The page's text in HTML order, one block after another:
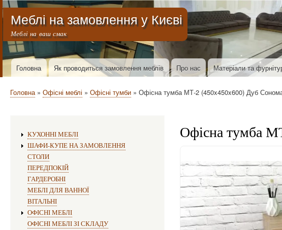
Меню облікового запису користувача
Меблі на замовлення у Києві
Меблі на ваш смак
Основна навіґація
Головна Як проводиться замовлення меблів Про нас Матеріали та
Рядок навіґації
Головна Офісні меблі Офісні тумби Офісна тумба МТ-2 (450x450x600) Дуб
Офісна тумба
КУХОННІ МЕБЛІ
ШАФИ-КУПЕ НА ЗАМОВЛЕННЯ
СТОЛИ
ПЕРЕДПОКІЙ
ГАРДЕРОБНІ
МЕБЛІ ДЛЯ ВАННОЇ
ВІТАЛЬНІ
ОФІСНІ МЕБЛІ
ОФІСНІ МЕБЛІ ЗІ СКЛАДУ